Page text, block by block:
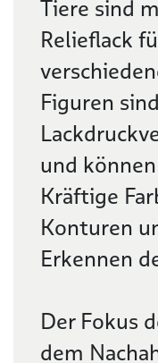
Tiere sind
Relieflack
Figuren
und
Kräftige
Konturen
Erkennen
Der Fokus
dem